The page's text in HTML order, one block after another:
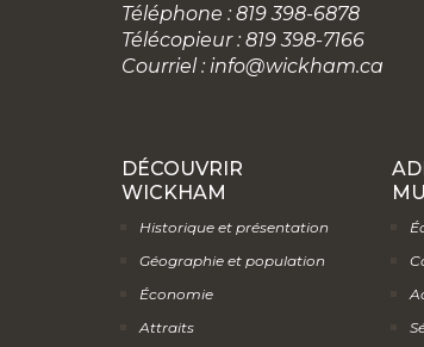
Téléphone : 819 398-6878
Télécopieur : 819 398-7166
Courriel : info@wickham.ca
DÉCOUVRIR
WICKHAM
Historique et présentation
Géographie et population
Économie
Attraits